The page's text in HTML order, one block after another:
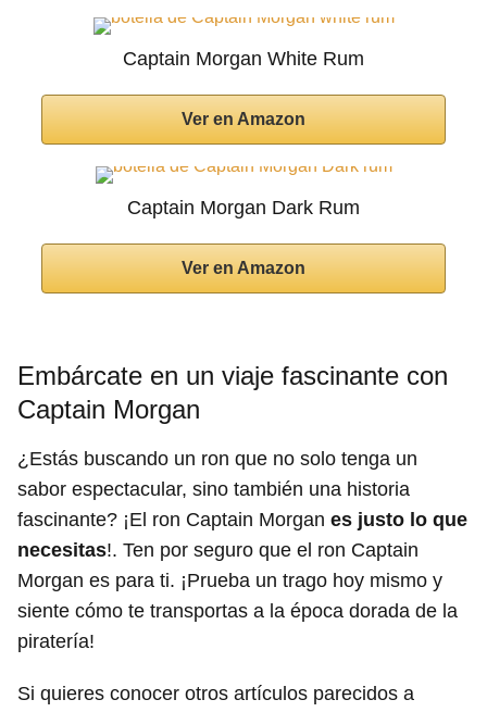
Captain Morgan White Rum
Ver en Amazon
Captain Morgan Dark Rum
Ver en Amazon
Embárcate en un viaje fascinante con
Captain Morgan
¿Estás buscando un ron que no solo tenga un
sabor espectacular, sino también una historia
fascinante? ¡El ron Captain Morgan es justo lo que
necesitas!. Ten por seguro que el ron Captain
Morgan es para ti. ¡Prueba un trago hoy mismo y
siente cómo te transportas a la época dorada de la
piratería!
Si quieres conocer otros artículos parecidos a